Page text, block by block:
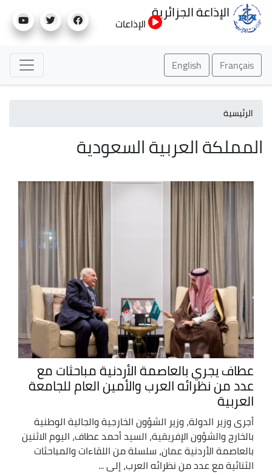
إلى
الإذاعة الجزائرية
الإذاعات
Français
English
الرئيسية
المملكة العربية السعودية
عطاف يجري بالعاصمة الأردنية مباحثات مع
عدد من نظرائه العرب والأمين العام للجامعة
العربية
أجرى وزير الدولة، وزير الشؤون الخارجية والجالية الوطنية
بالخارج والشؤون الإفريقية، السيد أحمد عطاف، اليوم الاثنين
بالعاصمة الأردنية عمان، سلسلة من اللقاءات والمباحثات
الثنائية مع عدد من نظرائه العرب، إلى ...